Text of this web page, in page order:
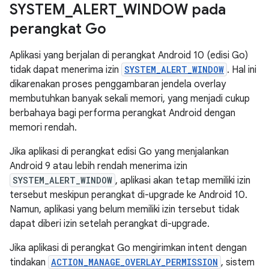
SYSTEM ALERT_ WINDOW pada
perangkat Go
Aplikasi yang berjalan di perangkat Android 10 (edisi Go)
tidak dapat menerima izin SYSTEM_ALERT_WINDOW . Hal ini
dikarenakan proses penggambaran jendela overlay
membutuhkan banyak sekali memori, yang menjadi cukup
berbahaya bagi performa perangkat Android dengan
memori rendah.
Jika aplikasi di perangkat edisi Go yang menjalankan
Android 9 atau lebih rendah menerima izin
SYSTEM_ALERT_WINDOW , aplikasi akan tetap memiliki izin
tersebut meskipun perangkat di-upgrade ke Android 10.
Namun, aplikasi yang belum memiliki izin tersebut tidak
dapat diberi izin setelah perangkat di-upgrade.
Jika aplikasi di perangkat Go mengirimkan intent dengan
tindakan ACTION_MANAGE_OVERLAY_PERMISSION , sistem